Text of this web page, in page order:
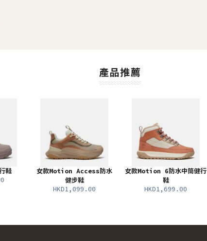
產品推薦
鞋
女款Motion Access防水
健步鞋
HKD1,099.00
女款Motion 6防水中筒健行
鞋
HKD1,699.00